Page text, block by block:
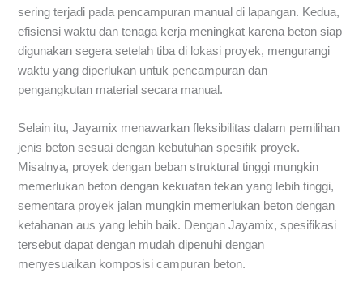
sering terjadi pada pencampuran manual di lapangan. Kedua,
efisiensi waktu dan tenaga kerja meningkat karena beton siap
digunakan segera setelah tiba di lokasi proyek, mengurangi
waktu yang diperlukan untuk pencampuran dan
pengangkutan material secara manual.
Selain itu, Jayamix menawarkan fleksibilitas dalam pemilihan
jenis beton sesuai dengan kebutuhan spesifik proyek.
Misalnya, proyek dengan beban struktural tinggi mungkin
memerlukan beton dengan kekuatan tekan yang lebih tinggi,
sementara proyek jalan mungkin memerlukan beton dengan
ketahanan aus yang lebih baik. Dengan Jayamix, spesifikasi
tersebut dapat dengan mudah dipenuhi dengan
menyesuaikan komposisi campuran beton.